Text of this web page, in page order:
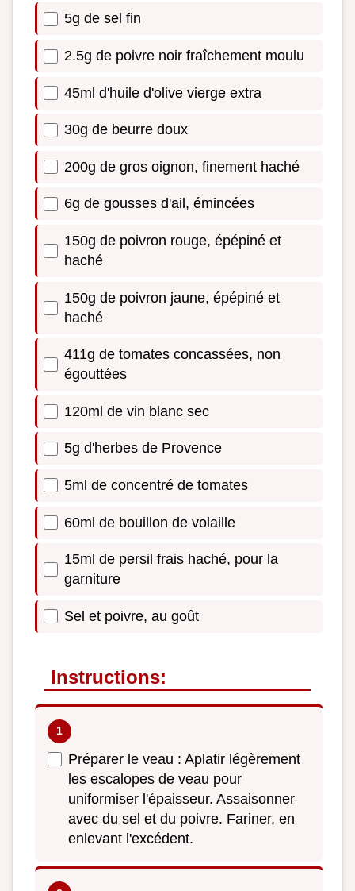
5g de sel fin
2.5g de poivre noir fraîchement moulu
45ml d'huile d'olive vierge extra
30g de beurre doux
200g de gros oignon, finement haché
6g de gousses d'ail, émincées
150g de poivron rouge, épépiné et
haché
150g de poivron jaune, épépiné et
haché
411g de tomates concassées, non
égouttées
120ml de vin blanc sec
5g d'herbes de Provence
5ml de concentré de tomates
60ml de bouillon de volaille
15ml de persil frais haché, pour la
garniture
Sel et poivre, au goût
Instructions:
Préparer le veau : Aplatir légèrement
les escalopes de veau pour
uniformiser l'épaisseur. Assaisonner
avec du sel et du poivre. Fariner, en
enlevant l'excédent.